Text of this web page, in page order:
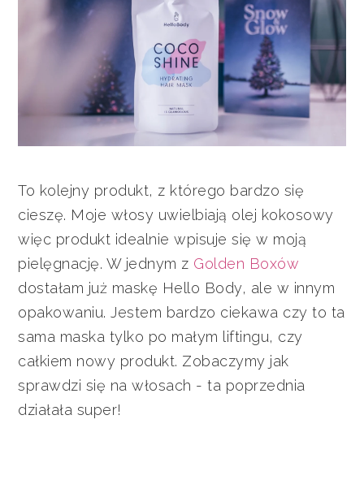
To kolejny produkt, z którego bardzo się
cieszę. Moje włosy uwielbiają olej kokosowy
więc produkt idealnie wpisuje się w moją
pielęgnację. W jednym z Golden Boxów
dostałam już maskę Hello Body, ale w innym
opakowaniu. Jestem bardzo ciekawa czy to ta
sama maska tylko po małym liftingu, czy
całkiem nowy produkt. Zobaczymy jak
sprawdzi się na włosach - ta poprzednia
działała super!